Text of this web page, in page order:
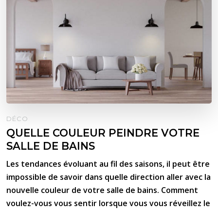
DÉCO
QUELLE COULEUR PEINDRE VOTRE
SALLE DE BAINS
Les tendances évoluant au fil des saisons, il peut être
impossible de savoir dans quelle direction aller avec la
nouvelle couleur de votre salle de bains. Comment
voulez-vous vous sentir lorsque vous vous réveillez le